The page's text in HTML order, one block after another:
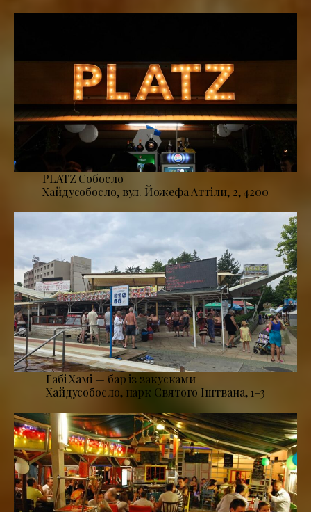
PLATZ Собосло
Хайдусобосло, вул. Йожефа Аттіли, 2, 4200
Габі Хамі — бар із закусками
Хайдусобосло, парк Святого Іштвана, 1–3